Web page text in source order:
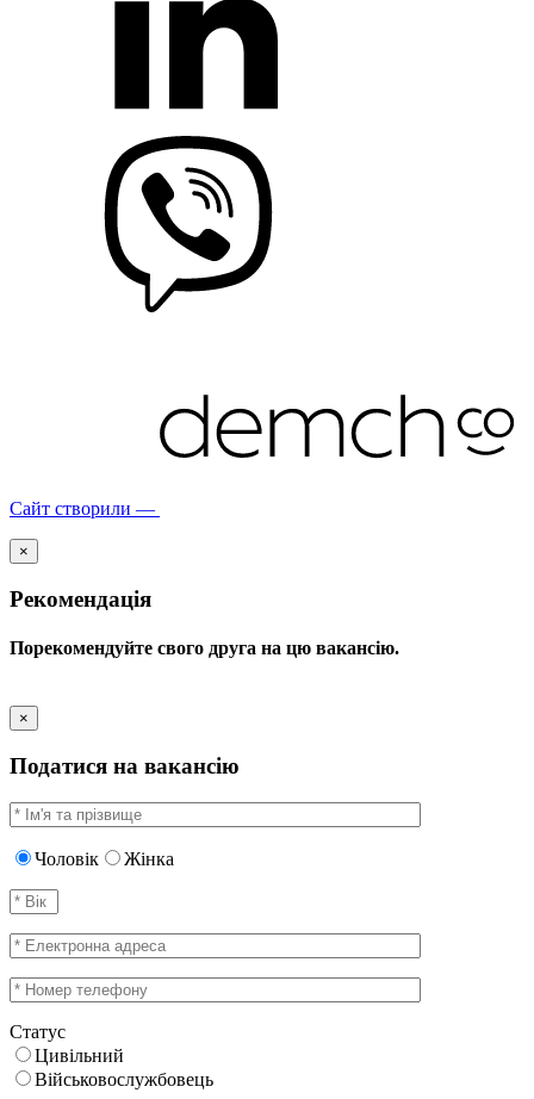
Сайт створили —
×
Рекомендація
Порекомендуйте свого друга на цю вакансію.
×
Податися на вакансію
Чоловік Жінка
Статус
Цивільний
Військовослужбовець